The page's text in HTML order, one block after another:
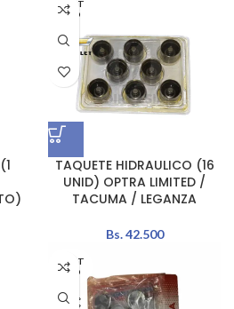
AGOT
ADO
TAQUETE HIDRAULICO (16
UNID) OPTRA LIMITED /
TACUMA / LEGANZA
Bs.42.500
AGOT
ADO